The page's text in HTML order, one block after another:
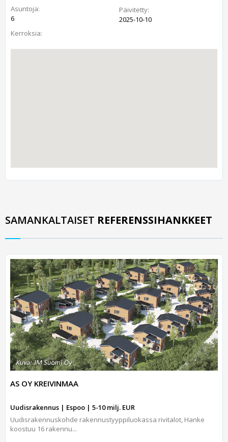
Asuntoja:
6
Kerroksia:
Päivitetty:
2025-10-10
SAMANKALTAISET REFERENSSIHANKKEET
AS OY KREIVINMAA
Uudisrakennus | Espoo | 5-10 milj. EUR
Uudisrakennuskohde rakennustyyppiluokassa rivitalot, Hanke
koostuu 16 rakennu...